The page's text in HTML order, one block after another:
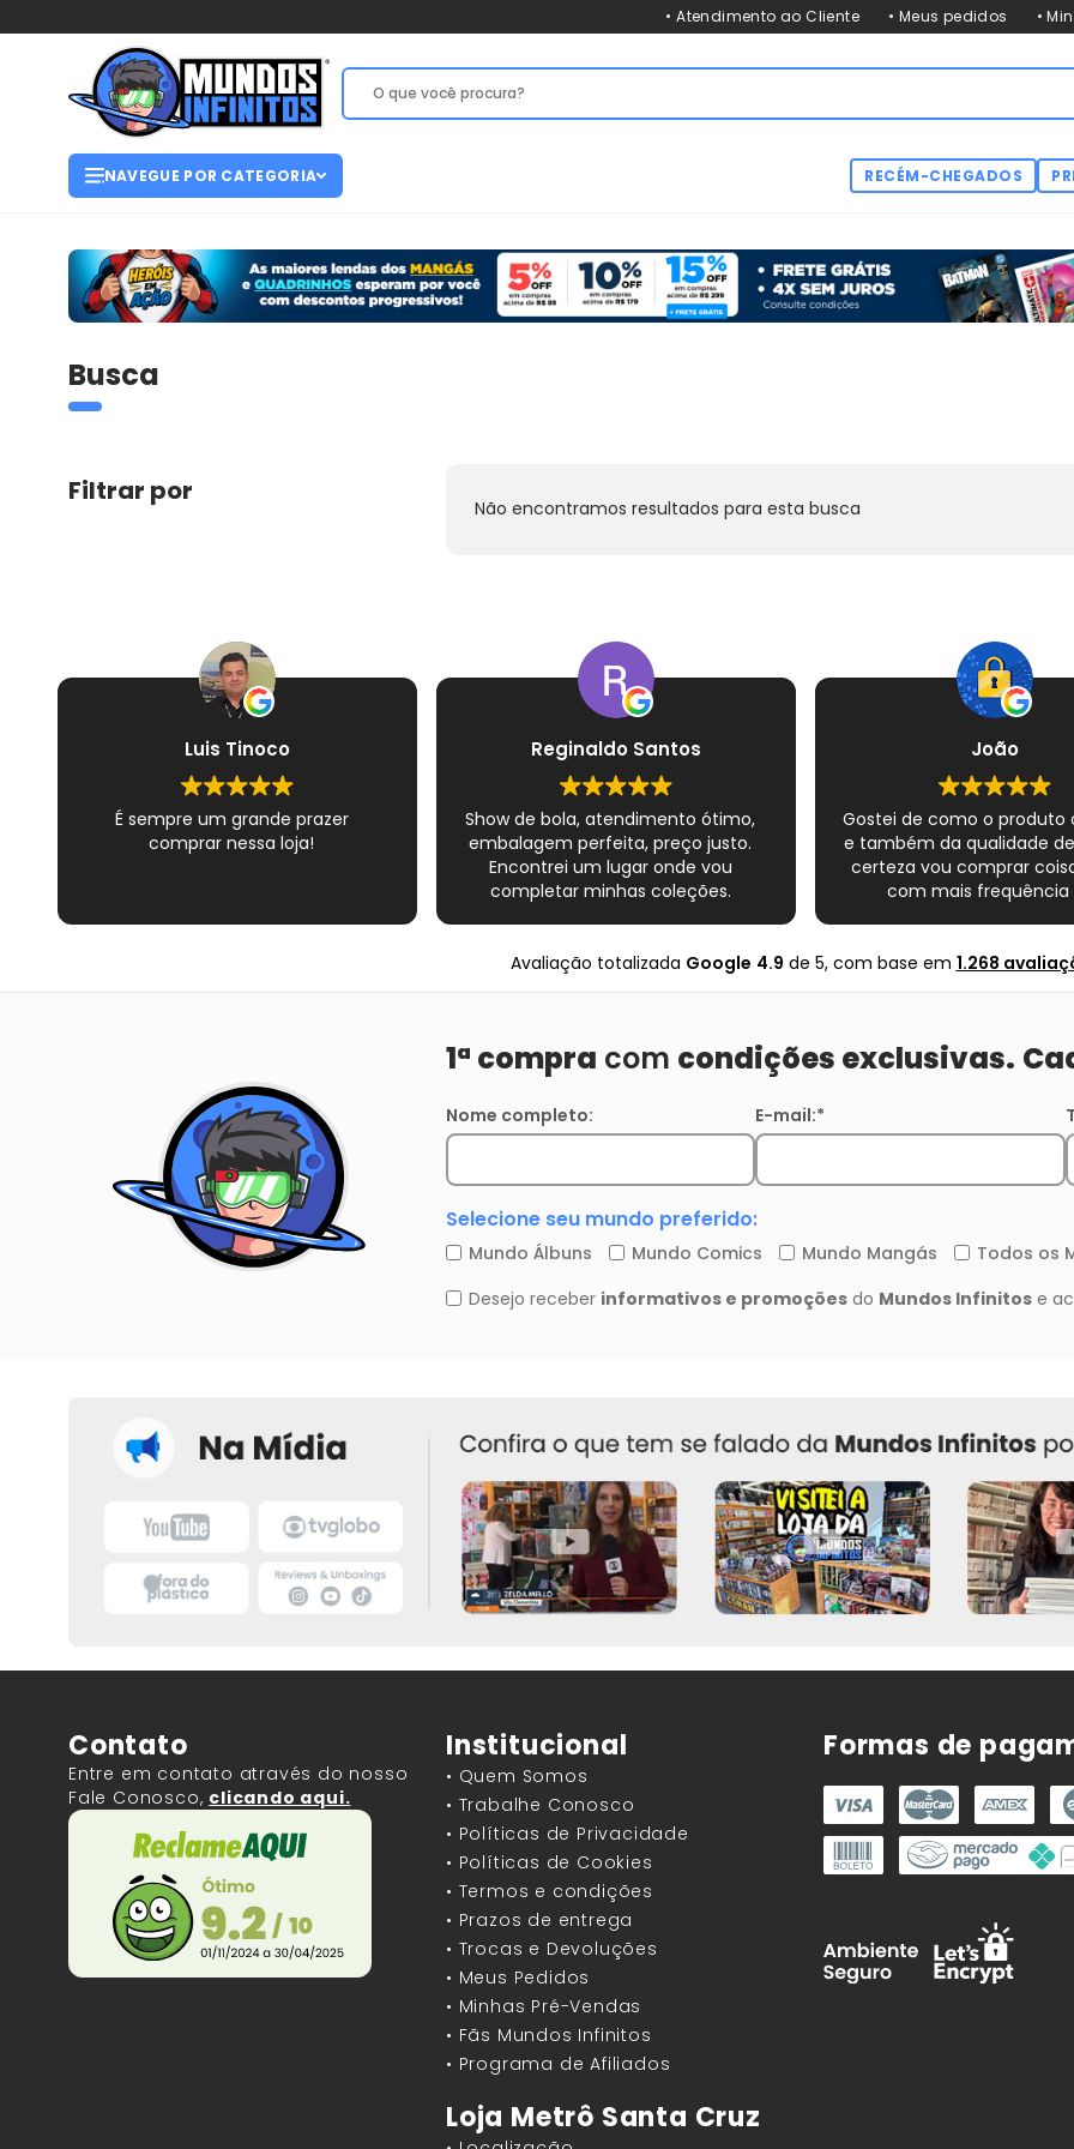
• Atendimento ao Cliente • Meus pedidos •
NAVEGUE POR CATEGORIA RECÉM-CHEGADOS
Busca
Filtrar por
Não encontramos resultados para esta busca
Luis Tinoco
É sempre um grande prazer
comprar nessa loja!
Reginaldo Santos
Show de bola, atendimento ótimo,
embalagem perfeita, preço justo.
Encontrei um lugar onde vou
completar minhas coleções.
épico dos quadrinhos e novamente
satisfeito com o Mundo infinito.
João
Gostei de como o produto
e também da qualidade
certeza vou comprar
com mais frequência
Avaliação totalizada Google 4.9 de 5, com base em 1.268
Contato
Entre em contato através do nosso
Fale Conosco, clicando aqui.
Institucional
• Quem Somos
• Trabalhe Conosco
• Políticas de Privacidade
• Políticas de Cookies
• Termos e condições
• Prazos de entrega
• Trocas e Devoluções
• Meus Pedidos
• Minhas Pré-Vendas
• Fãs Mundos Infinitos
• Programa de Afiliados
Loja Metrô Santa Cruz
Formas de